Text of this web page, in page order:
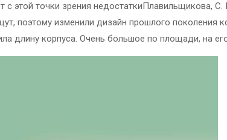
с этой точки зрения
поэтому изменили дизайн прошлого поколения
длину корпуса. Очень большое по площади, на